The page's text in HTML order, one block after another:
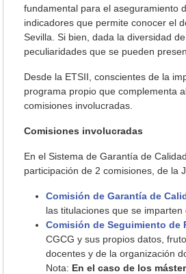
fundamental para el aseguramiento
indicadores que permite conocer el
Sevilla. Si bien, dada la diversidad
peculiaridades que se pueden
Desde la ETSII, conscientes de la
programa propio que complementa
comisiones involucradas.
Comisiones involucradas
En el Sistema de Garantía de
participación de 2 comisiones, de la
Comisión de Garantía de
las titulaciones que se
Comisión de Seguimiento de
CGCG y sus propios datos,
docentes y de la organización
Nota: En el caso de los